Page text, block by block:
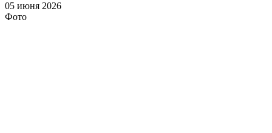
05 июня 2026
Фото